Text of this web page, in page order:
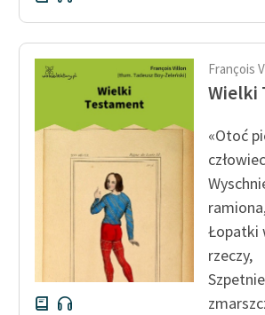
Feministyczne inspiracje.
skandynawskiej literatury
feministycznej
Ręce pełne poezji
Kolekcje edukacyjne
twórców przechodzących
do domeny publicznej,
lektur szkolnych oraz
Starego Testamentu
Odkurzamy bohaterów
Szkoła Poezji Wolnych
François
Wielki
«Otoć
Łopatki
rzeczy,
Szpetnie